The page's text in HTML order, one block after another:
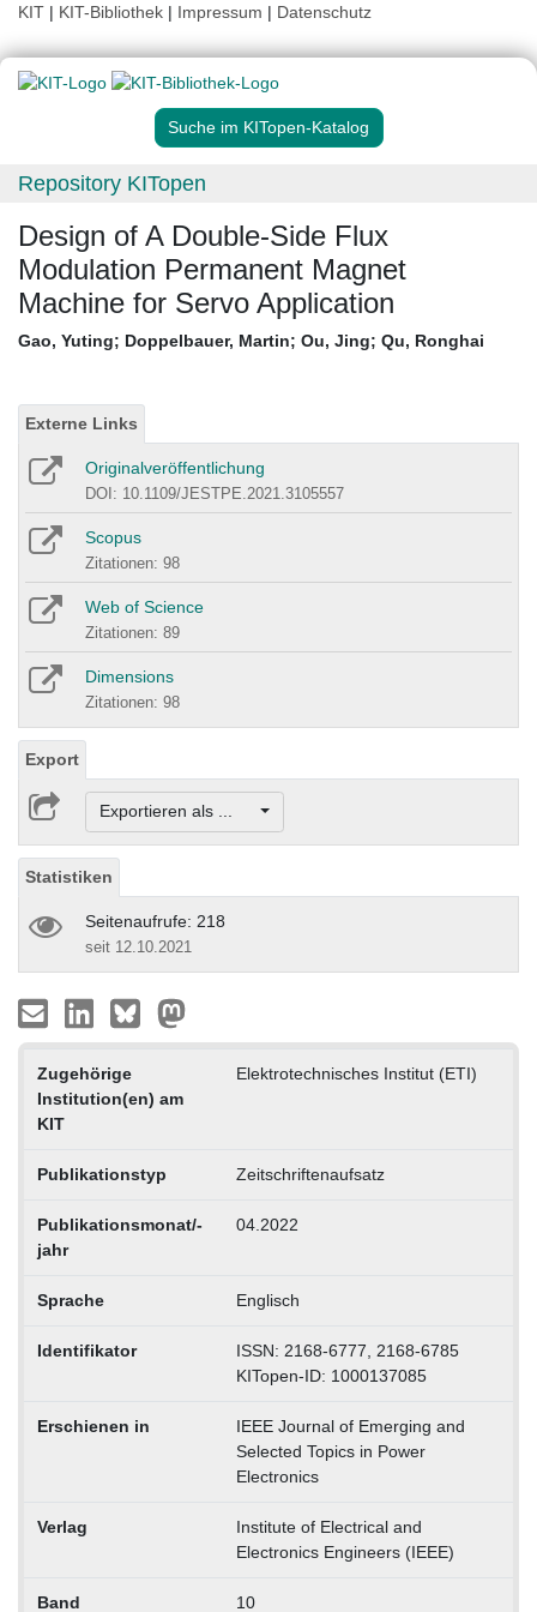
KIT | KIT-Bibliothek | Impressum | Datenschutz
Suche im KITopen-Katalog
Repository KITopen
Design of A Double-Side Flux
Modulation Permanent Magnet
Machine for Servo Application
Gao, Yuting; Doppelbauer, Martin; Ou, Jing; Qu, Ronghai
Externe Links
Originalveröffentlichung
DOI: 10.1109/JESTPE.2021.3105557
Scopus
Zitationen: 98
Web of Science
Zitationen: 89
Dimensions
Zitationen: 98
Export
Exportieren als ...
Statistiken
Seitenaufrufe: 218
seit 12.10.2021
Zugehörige
Institution(en) am
KIT
Elektrotechnisches Institut (ETI)
Publikationstyp Zeitschriftenaufsatz
Publikationsmonat/-
jahr
04.2022
Sprache Englisch
Identifikator
ISSN: 2168-6777, 2168-6785
KITopen-ID: 1000137085
Erschienen in
IEEE Journal of Emerging and
Selected Topics in Power
Electronics
Verlag
Institute of Electrical and
Electronics Engineers (IEEE)
Band 10